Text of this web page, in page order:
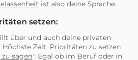
ist also deine Sprache.
setzen:
über und auch deine privaten
Höchste Zeit, Prioritäten zu setzen
zu sagen". Egal ob im Beruf oder in